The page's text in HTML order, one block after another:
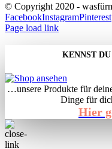
© Copyright 2020 -
FacebookInstagramPinterest
Page load link
KENNST
…unsere Produkte für
Dinge für
Hier